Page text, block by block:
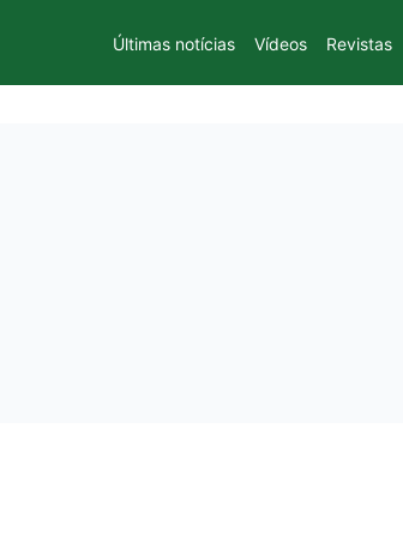
Últimas notícias Vídeos Revistas